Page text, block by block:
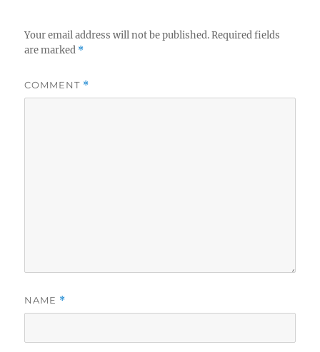
Your email address will not be published. Required fields
are marked *
COMMENT *
NAME *